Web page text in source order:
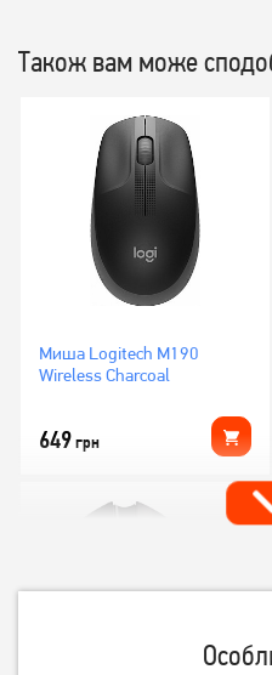
Також вам може
Миша Logitech M190
Wireless Charcoal
649грн